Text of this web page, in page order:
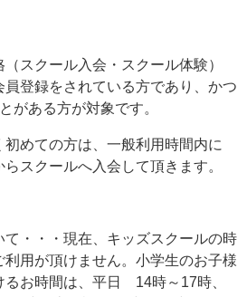
スクール入会・スクール体験）
登録をされている方であり、かつ
がある方が対象です。
めての方は、一般利用時間内に
スクールへ入会して頂きます。
て・・・現在、キッズスクールの時
利用が頂けません。小学生のお子様
るお時間は、平日 14時～17時、